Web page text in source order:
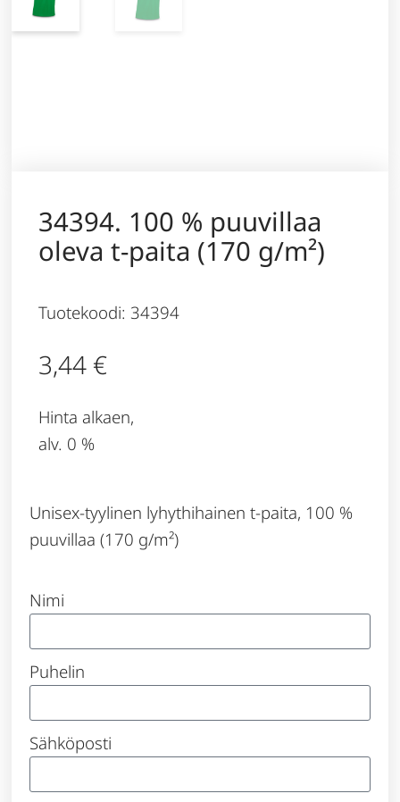
34394. 100 % puuvillaa
oleva t-paita (170 g/m²)
Tuotekoodi: 34394
3,44 €
Hinta alkaen,
alv. 0 %
Unisex-tyylinen lyhythihainen t-paita, 100 %
puuvillaa (170 g/m²)
Nimi
Puhelin
Sähköposti